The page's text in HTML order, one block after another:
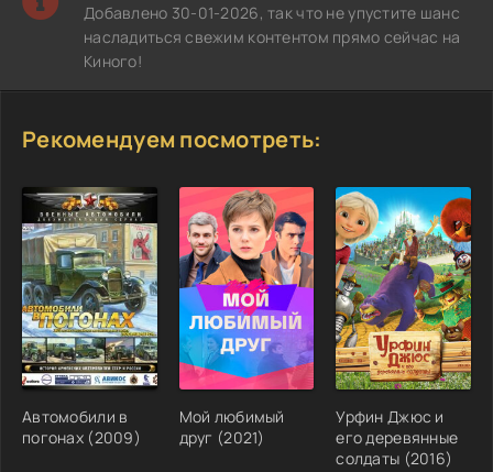
Добавлено 30-01-2026, так что не упустите шанс
насладиться свежим контентом прямо сейчас на
Киного!
Рекомендуем посмотреть:
Автомобили в
погонах (2009)
Мой любимый
друг (2021)
Урфин Джюс и
его деревянные
солдаты (2016)